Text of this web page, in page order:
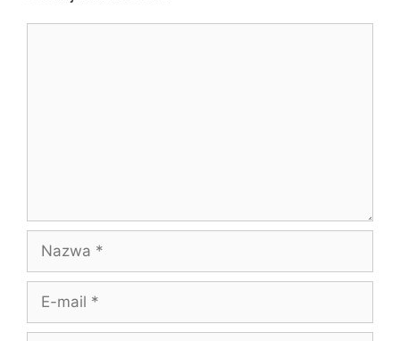
mail